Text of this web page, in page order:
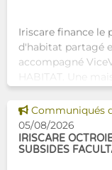
Iriscare finance le
d'habitat partagé
accompagné
HABITAT. Une
alternative
humaine aux
d’hébergement
Voir cette news
Communiqués
05/08/2026
IRISCARE
SUBSIDES